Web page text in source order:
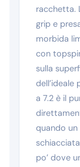
racchetta.
grip e
morbida
con
sulla
dell’ideale
a 7.2 è il
quando
po’ dove